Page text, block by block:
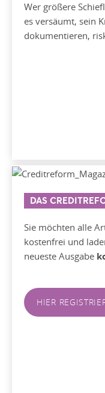
Wer größere
es versäumt, sein
dokumentieren,
DAS
Sie möchten alle
kostenfrei und
neueste Ausgabe
HIER